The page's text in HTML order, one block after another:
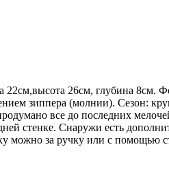
22см,высота 26см, глубина 8см.
зиппера (молнии). Сезон:
все до последних
стенке. Снаружи есть
можно за ручку или с помощью